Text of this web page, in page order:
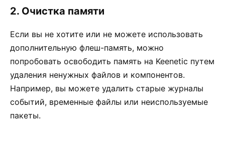
2. Очистка памяти
Если вы не хотите или не можете использовать
дополнительную флеш-память, можно
попробовать освободить память на Keenetic путем
удаления ненужных файлов и компонентов.
Например, вы можете удалить старые журналы
событий, временные файлы или неиспользуемые
пакеты.